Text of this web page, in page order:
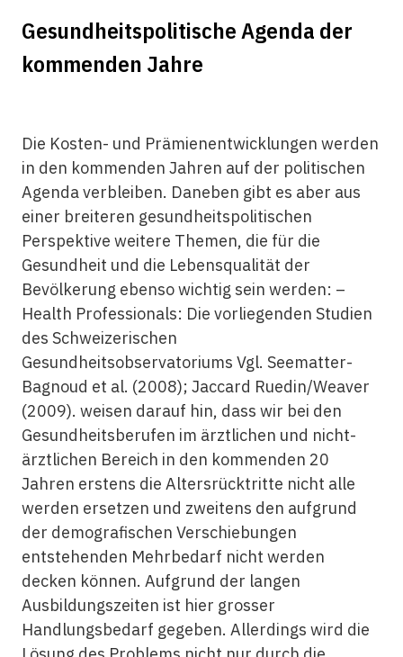
Gesundheitspolitische Agenda der
kommenden Jahre
Die Kosten- und Prämienentwicklungen werden
in den kommenden Jahren auf der politischen
Agenda verbleiben. Daneben gibt es aber aus
einer breiteren gesundheitspolitischen
Perspektive weitere Themen, die für die
Gesundheit und die Lebensqualität der
Bevölkerung ebenso wichtig sein werden: –
Health Professionals: Die vorliegenden Studien
des Schweizerischen
Gesundheitsobservatoriums Vgl. Seematter-
Bagnoud et al. (2008); Jaccard Ruedin/Weaver
(2009). weisen darauf hin, dass wir bei den
Gesundheitsberufen im ärztlichen und nicht-
ärztlichen Bereich in den kommenden 20
Jahren erstens die Altersrücktritte nicht alle
werden ersetzen und zweitens den aufgrund
der demografischen Verschiebungen
entstehenden Mehrbedarf nicht werden
decken können. Aufgrund der langen
Ausbildungszeiten ist hier grosser
Handlungsbedarf gegeben. Allerdings wird die